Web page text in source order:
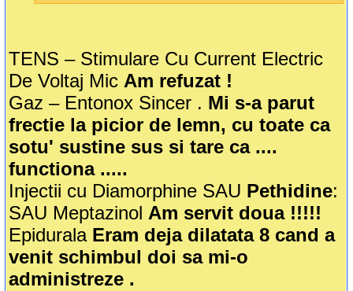
TENS – Stimulare Cu Current Electric
De Voltaj Mic Am refuzat !
Gaz – Entonox Sincer . Mi s-a parut
frectie la picior de lemn, cu toate ca
sotu' sustine sus si tare ca ....
functiona .....
Injectii cu Diamorphine SAU Pethidine:
SAU Meptazinol Am servit doua !!!!!
Epidurala Eram deja dilatata 8 cand a
venit schimbul doi sa mi-o
administreze .